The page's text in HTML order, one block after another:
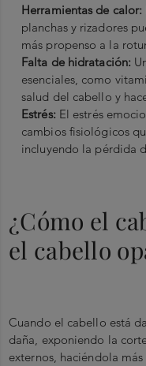
Herramientas de calor:
planchas y rizadores
más propenso a la
Falta de hidratación:
esenciales, como
salud del cabello y
Estrés:El estrés
cambios fisiológicos
incluyendo la pérdida
¿Cómo el
el cabello
Cuando el cabello está
daña, exponiendo la
externos, haciéndola